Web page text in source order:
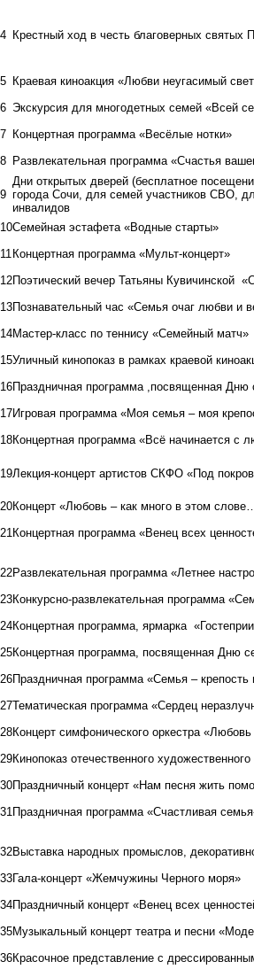
4 Крестный ход в честь благоверных святых
5 Краевая киноакция «Любви неугасимый
6 Экскурсия для многодетных семей «Всей
7 Концертная программа «Весёлые нотки»
8 Развлекательная программа «Счастья
9
Дни открытых дверей (бесплатное
города Сочи, для семей участников СВО,
инвалидов
10Семейная эстафета «Водные старты»
11 Концертная программа «Мульт-концерт»
12Поэтический вечер Татьяны Кувичинской
13Познавательный час «Семья очаг любви и
14Мастер-класс по теннису «Семейный матч»
15Уличный кинопоказ в рамках краевой
16Праздничная программа ,посвященная Дню
17Игровая программа «Моя семья – моя
18Концертная программа «Всё начинается с
19Лекция-концерт артистов СКФО «Под
20Концерт «Любовь – как много в этом
21 Концертная программа «Венец всех
22Развлекательная программа «Летнее
23Конкурсно-развлекательная программа
24Концертная программа, ярмарка
25Концертная программа, посвященная Дню
26Праздничная программа «Семья – крепость
27Тематическая программа «Сердец
28Концерт симфонического оркестра
29Кинопоказ отечественного
30Праздничный концерт «Нам песня жить
31 Праздничная программа «Счастливая
32Выставка народных промыслов,
33Гала-концерт «Жемчужины Черного моря»
34Праздничный концерт «Венец всех
35Музыкальный концерт театра и песни
36Красочное представление с